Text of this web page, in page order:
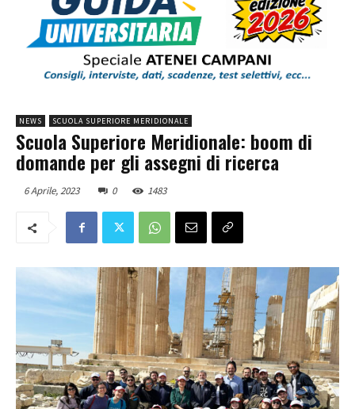
NEWS SCUOLA SUPERIORE MERIDIONALE
Scuola Superiore Meridionale: boom di
domande per gli assegni di ricerca
6 Aprile, 2023 0 1483